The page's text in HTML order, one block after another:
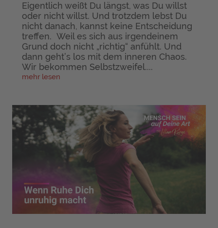
Eigentlich weißt Du längst, was Du willst
oder nicht willst. Und trotzdem lebst Du
nicht danach, kannst keine Entscheidung
treffen. Weil es sich aus irgendeinem
Grund doch nicht „richtig“ anfühlt. Und
dann geht’s los mit dem inneren Chaos.
Wir bekommen Selbstzweifel....
mehr lesen